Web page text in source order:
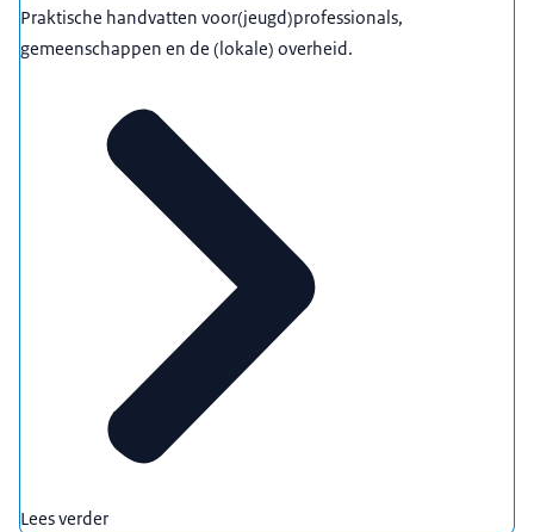
Praktische handvatten voor(jeugd)professionals,
gemeenschappen en de (lokale) overheid.
Lees verder